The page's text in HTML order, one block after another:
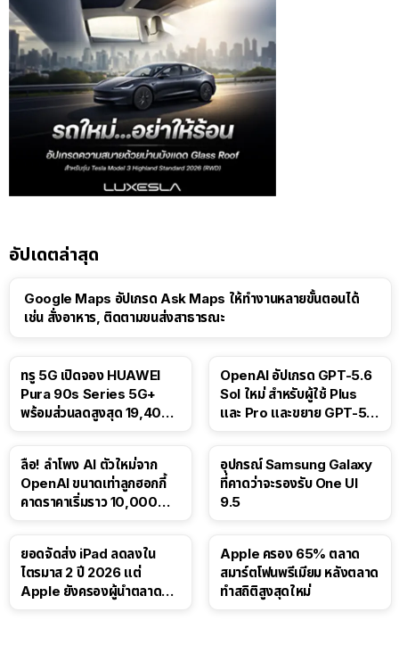
อัปเดตล่าสุด
Google Maps อัปเกรด Ask Maps ให้ทำงานหลายขั้นตอนได้
เช่น สั่งอาหาร, ติดตามขนส่งสาธารณะ
ทรู 5G เปิดจอง HUAWEI
Pura 90s Series 5G+
พร้อมส่วนลดสูงสุด 19,400
OpenAI อัปเกรด GPT-5.6
Sol ใหม่ สำหรับผู้ใช้ Plus
และ Pro และขยาย GPT-5.6
ลือ! ลำโพง AI ตัวใหม่จาก
OpenAI ขนาดเท่าลูกฮอกกี้
คาดราคาเริ่มราว 10,000
อุปกรณ์ Samsung Galaxy
ที่คาดว่าจะรองรับ One UI
9.5
ยอดจัดส่ง iPad ลดลงใน
ไตรมาส 2 ปี 2026 แต่
Apple ยังครองผู้นำตลาด
Apple ครอง 65% ตลาด
สมาร์ตโฟนพรีเมียม หลังตลาด
ทำสถิติสูงสุดใหม่